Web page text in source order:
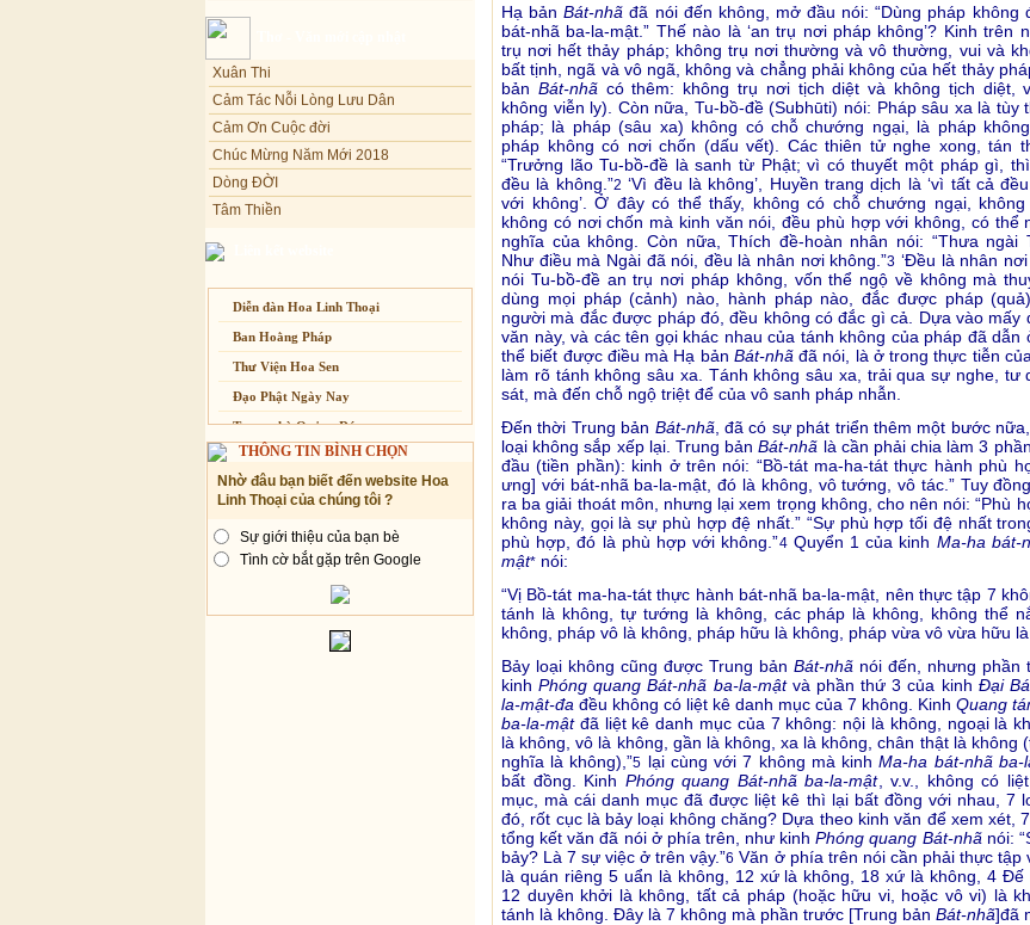
Sự thương-ghét của con người
Cải đạo: Nguyên nhân & giải pháp
Nỗi lòng của các bệnh nhân nghèo
An Giang: Tịnh thất Quy Nguyên
phát quà từ thiện tại xã Cư Yang
Tịnh xá Ngọc Đăng khai giảng Thiền
dành cho Người bận rộn
Cảm Tác Nỗi Lòng Lưu Dân
Cảm Ơn Cuộc đời
Chúc Mừng Năm Mới 2018
Dòng ĐỜI
Tâm Thiền
Chuông Ngân
Kính mừng Phật Đản
Anh không chết đâu em
Kiếp này
Diễn đàn Hoa Linh Thoại
Ban Hoằng Pháp
Thư Viện Hoa Sen
Đạo Phật Ngày Nay
Trang nhà Quảng Đức
Báo Giác Ngộ
Vesak 2014
THÔNG TIN BÌNH CHỌN
Nhờ đâu bạn biết đến website Hoa
Linh Thoại của chúng tôi ?
Sự giới thiệu của bạn bè
Tình cờ bắt gặp trên Google
Hạ bảnBát-nhã đã nói đến không, mở đầu nói: “Dùng pháp không
bát-nhã ba-la-mật.” Thế nào là ‘an trụ nơi pháp không’? Kinh trên
trụ nơi hết thảy pháp; không trụ nơi thường và vô thường, vui và
bất tịnh, ngã và vô ngã, không và chẳng phải không của hết thảy
bản Bát-nhãcó thêm: không trụ nơi tịch diệt và không tịch diệt,
không viễn ly). Còn nữa, Tu-bồ-đề (Subhūti) nói: Pháp sâu xa là tùy
pháp; là pháp (sâu xa) không có chỗ chướng ngại, là pháp
pháp không có nơi chốn (dấu vết). Các thiên tử nghe xong, tán
“Trưởng lão Tu-bồ-đề là sanh từ Phật; vì có thuyết một pháp gì,
đều là không.”2 ‘Vì đều là không’, Huyền trang dịch là ‘vì tất cả
với không’. Ở đây có thể thấy, không có chỗ chướng ngại, không
không có nơi chốn mà kinh văn nói, đều phù hợp với không, có thể
nghĩa của không. Còn nữa, Thích đề-hoàn nhân nói: “Thưa ngài
Như điều mà Ngài đã nói, đều là nhân nơi không.”3 ‘Đều là nhân nơi
nói Tu-bồ-đề an trụ nơi pháp không, vốn thể ngộ về không mà
dùng mọi pháp (cảnh) nào, hành pháp nào, đắc được pháp
người mà đắc được pháp đó, đều không có đắc gì cả. Dựa vào mấy
văn này, và các tên gọi khác nhau của tánh không của pháp đã dẫn
thể biết được điều mà Hạ bản Bát-nhãđã nói, là ở trong thực tiễn
làm rõ tánh không sâu xa. Tánh không sâu xa, trải qua sự nghe, tư
sát, mà đến chỗ ngộ triệt để của vô sanh pháp nhẫn.
Đến thời Trung bản Bát-nhã, đã có sự phát triển thêm một bước
loại không sắp xếp lại. Trung bảnBát-nhã là cần phải chia làm 3
đầu (tiền phần): kinh ở trên nói: “Bồ-tát ma-ha-tát thực hành phù
ưng] với bát-nhã ba-la-mật, đó là không, vô tướng, vô tác.” Tuy
ra ba giải thoát môn, nhưng lại xem trọng không, cho nên nói: “Phù
không này, gọi là sự phù hợp đệ nhất.” “Sự phù hợp tối đệ nhất
phù hợp, đó là phù hợp với không.”4Quyển 1 của kinh Ma-ha bát-
mật* nói:
“Vị Bồ-tát ma-ha-tát thực hành bát-nhã ba-la-mật, nên thực tập 7
tánh là không, tự tướng là không, các pháp là không, không thể
không, pháp vô là không, pháp hữu là không, pháp vừa vô vừa hữu là
Bảy loại không cũng được Trung bản Bát-nhã nói đến, nhưng phần
kinhPhóng quang Bát-nhã ba-la-mậtvà phần thứ 3 của kinh Đại
la-mật-đa đều không có liệt kê danh mục của 7 không. Kinh Quang
ba-la-mậtđã liệt kê danh mục của 7 không: nội là không, ngoại là
là không, vô là không, gần là không, xa là không, chân thật là không
nghĩa là không),”5 lại cùng với 7 không mà kinhMa-ha bát-nhã ba-
bất đồng. Kinh Phóng quang Bát-nhã ba-la-mật, v.v., không có
mục, mà cái danh mục đã được liệt kê thì lại bất đồng với nhau, 7
đó, rốt cục là bảy loại không chăng? Dựa theo kinh văn để xem xét,
tổng kết văn đã nói ở phía trên, như kinhPhóng quang Bát-nhãnói:
bảy? Là 7 sự việc ở trên vậy.”6 Văn ở phía trên nói cần phải thực tập
là quán riêng 5 uẩn là không, 12 xứ là không, 18 xứ là không, 4 Đế
12 duyên khởi là không, tất cả pháp (hoặc hữu vi, hoặc vô vi) là
tánh là không. Đây là 7 không mà phần trước [Trung bản Bát-nhã]đã